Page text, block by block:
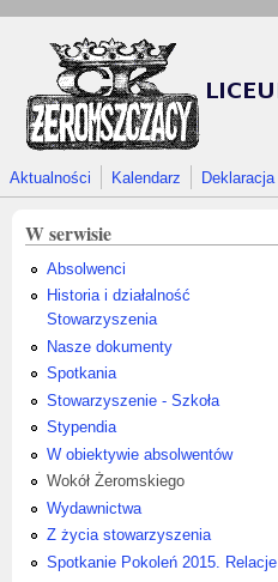
Aktualności Kalendarz Deklaracja
W serwisie
Absolwenci
Historia i działalność
Stowarzyszenia
Nasze dokumenty
Spotkania
Stowarzyszenie - Szkoła
Stypendia
W obiektywie absolwentów
Wokół Żeromskiego
Wydawnictwa
Z życia stowarzyszenia
Spotkanie Pokoleń 2015. Relacje